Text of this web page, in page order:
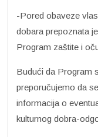
-Pored obaveze
dobara prepoznata
Program zaštite i
Budući da Program
preporučujemo da
informacija o
kulturnog dobra-